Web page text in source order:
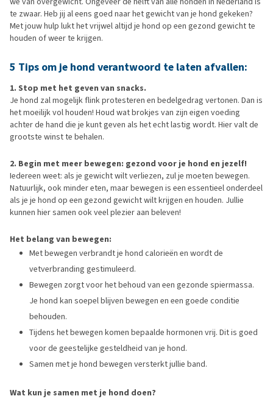
te zwaar. Heb jij al eens goed naar het gewicht van je hond gekeken?
Met jouw hulp lukt het vrijwel altijd je hond op een gezond gewicht te
houden of weer te krijgen.
5 Tips om je hond verantwoord te laten afvallen:
1. Stop met het geven van snacks.
Je hond zal mogelijk flink protesteren en bedelgedrag vertonen. Dan is
het moeilijk vol houden! Houd wat brokjes van zijn eigen voeding
achter de hand die je kunt geven als het echt lastig wordt. Hier valt de
grootste winst te behalen.
2. Begin met meer bewegen: gezond voor je hond en jezelf!
Iedereen weet: als je gewicht wilt verliezen, zul je moeten bewegen.
Natuurlijk, ook minder eten, maar bewegen is een essentieel onderdeel
als je je hond op een gezond gewicht wilt krijgen en houden. Jullie
kunnen hier samen ook veel plezier aan beleven!
Het belang van bewegen:
Met bewegen verbrandt je hond calorieën en wordt de
vetverbranding gestimuleerd.
Bewegen zorgt voor het behoud van een gezonde spiermassa.
Je hond kan soepel blijven bewegen en een goede conditie
behouden.
Tijdens het bewegen komen bepaalde hormonen vrij. Dit is goed
voor de geestelijke gesteldheid van je hond.
Samen met je hond bewegen versterkt jullie band.
Wat kun je samen met je hond doen?